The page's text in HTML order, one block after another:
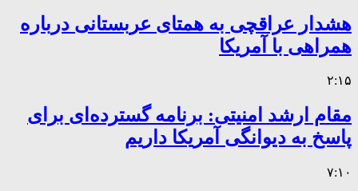
هشدار عراقچی به همتای عربستانی درباره
همراهی با آمریکا
۲:۱۵
مقام ارشد امنیتی: برنامه گسترده‌ای برای
پاسخ به دیوانگی آمریکا داریم
۷:۱۰